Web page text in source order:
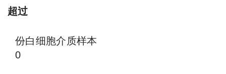
超过
份白细胞介质样本
0